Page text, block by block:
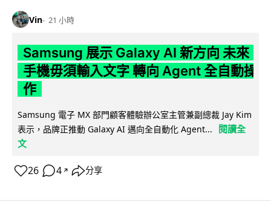
Vin 21 小時
Samsung 展示 Galaxy AI 新方向 未來
手機毋須輸入文字 轉向 Agent 全自動操
作
Samsung 電子 MX 部門顧客體驗辦公室主管兼副總裁 Jay Kim
表示，品牌正推動 Galaxy AI 邁向全自動化 Agent...
閱讀全
文
26 4 ↗ 分享